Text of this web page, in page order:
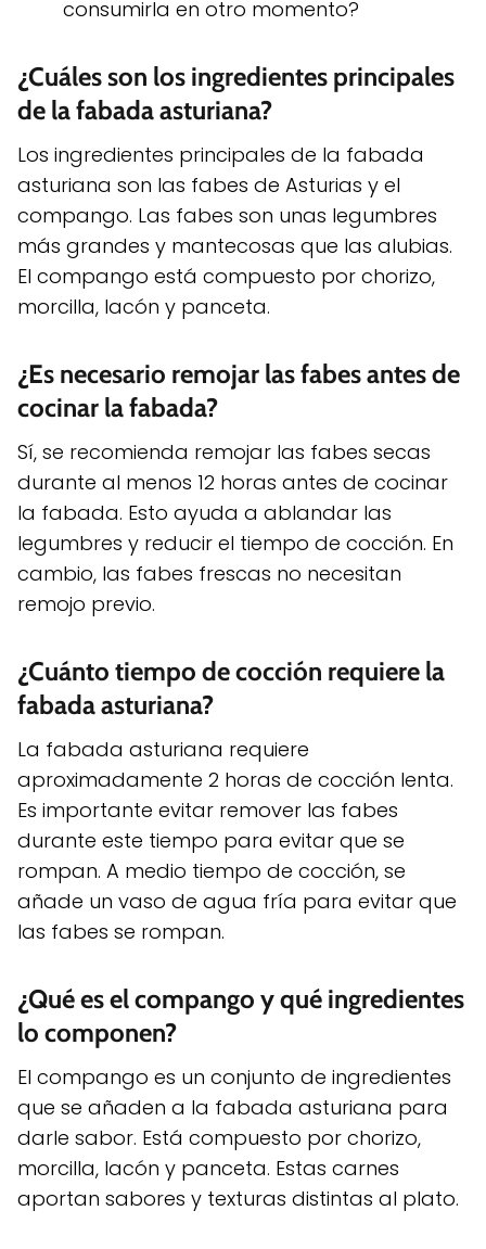
consumirla en otro momento?
¿Cuáles son los ingredientes principales
de la fabada asturiana?
Los ingredientes principales de la fabada
asturiana son las fabes de Asturias y el
compango. Las fabes son unas legumbres
más grandes y mantecosas que las alubias.
El compango está compuesto por chorizo,
morcilla, lacón y panceta.
¿Es necesario remojar las fabes antes de
cocinar la fabada?
Sí, se recomienda remojar las fabes secas
durante al menos 12 horas antes de cocinar
la fabada. Esto ayuda a ablandar las
legumbres y reducir el tiempo de cocción. En
cambio, las fabes frescas no necesitan
remojo previo.
¿Cuánto tiempo de cocción requiere la
fabada asturiana?
La fabada asturiana requiere
aproximadamente 2 horas de cocción lenta.
Es importante evitar remover las fabes
durante este tiempo para evitar que se
rompan. A medio tiempo de cocción, se
añade un vaso de agua fría para evitar que
las fabes se rompan.
¿Qué es el compango y qué ingredientes
lo componen?
El compango es un conjunto de ingredientes
que se añaden a la fabada asturiana para
darle sabor. Está compuesto por chorizo,
morcilla, lacón y panceta. Estas carnes
aportan sabores y texturas distintas al plato.